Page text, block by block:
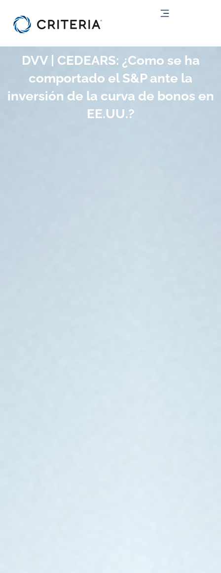
contenido
DVV | CEDEARS: ¿Como se ha
comportado el S&P ante la
inversión de la curva de bonos en
EE.UU.?